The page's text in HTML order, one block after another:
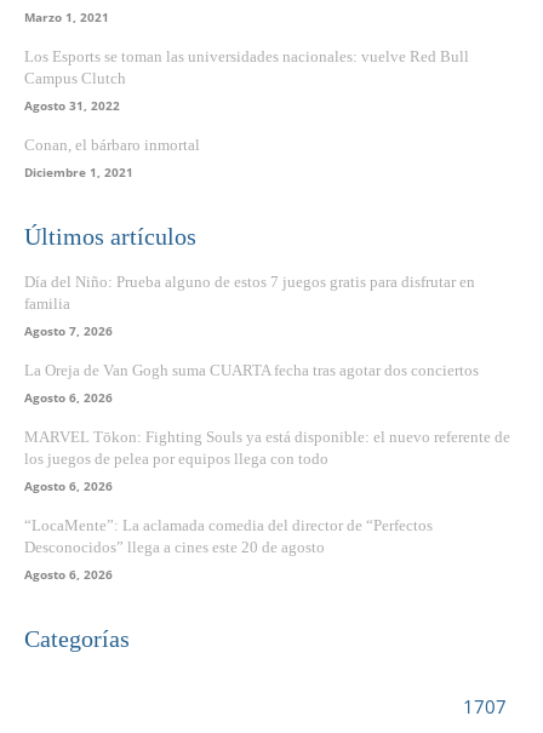
Marzo 1, 2021
Los Esports se toman las universidades nacionales: vuelve Red Bull
Campus Clutch
Agosto 31, 2022
Conan, el bárbaro inmortal
Diciembre 1, 2021
Últimos artículos
Día del Niño: Prueba alguno de estos 7 juegos gratis para disfrutar en
familia
Agosto 7, 2026
La Oreja de Van Gogh suma CUARTA fecha tras agotar dos conciertos
Agosto 6, 2026
MARVEL Tōkon: Fighting Souls ya está disponible: el nuevo referente de
los juegos de pelea por equipos llega con todo
Agosto 6, 2026
“LocaMente”: La aclamada comedia del director de “Perfectos
Desconocidos” llega a cines este 20 de agosto
Agosto 6, 2026
Categorías
1707